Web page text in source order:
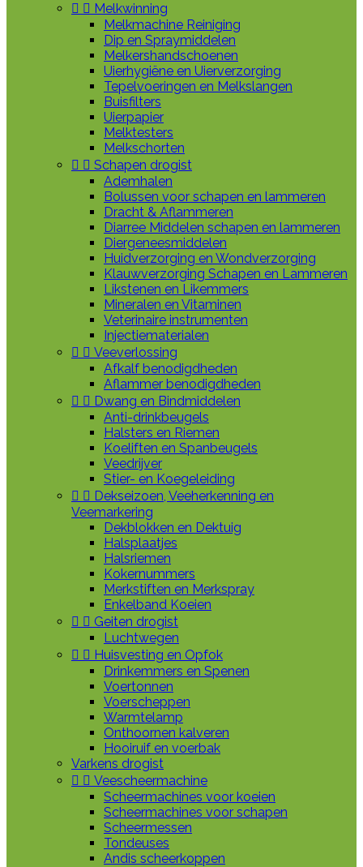
  Melkwinning
Melkmachine Reiniging
Dip en Spraymiddelen
Melkershandschoenen
Uierhygiëne en Uierverzorging
Tepelvoeringen en Melkslangen
Buisfilters
Uierpapier
Melktesters
Melkschorten
  Schapen drogist
Ademhalen
Bolussen voor schapen en lammeren
Dracht & Aflammeren
Diarree Middelen schapen en lammeren
Diergeneesmiddelen
Huidverzorging en Wondverzorging
Klauwverzorging Schapen en Lammeren
Likstenen en Likemmers
Mineralen en Vitaminen
Veterinaire instrumenten
Injectiematerialen
  Veeverlossing
Afkalf benodigdheden
Aflammer benodigdheden
  Dwang en Bindmiddelen
Anti-drinkbeugels
Halsters en Riemen
Koeliften en Spanbeugels
Veedrijver
Stier- en Koegeleiding
  Dekseizoen, Veeherkenning en
Veemarkering
Dekblokken en Dektuig
Halsplaatjes
Halsriemen
Kokernummers
Merkstiften en Merkspray
Enkelband Koeien
  Geiten drogist
Luchtwegen
  Huisvesting en Opfok
Drinkemmers en Spenen
Voertonnen
Voerscheppen
Warmtelamp
Onthoornen kalveren
Hooiruif en voerbak
Varkens drogist
  Veescheermachine
Scheermachines voor koeien
Scheermachines voor schapen
Scheermessen
Tondeuses
Andis scheerkoppen